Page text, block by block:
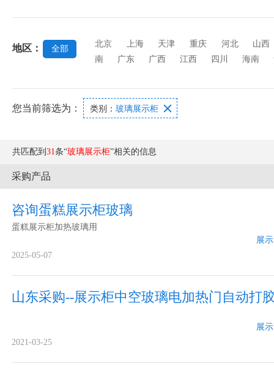
地区： 全部
北京 上海 天津 重庆 河北
山西
南
广东 广西 江西 四川 海南
您当前筛选为： 类别： 玻璃展示柜 
共匹配到 31条“玻璃展示柜”相关的信息
采购产品
咨询蛋糕展示柜玻璃
蛋糕展示柜加热玻璃用
展
2025-05-07
山东采购--展示柜中空玻璃电加热门自动打
展
2021-03-25